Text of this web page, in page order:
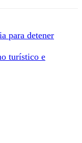
para detener
turístico e